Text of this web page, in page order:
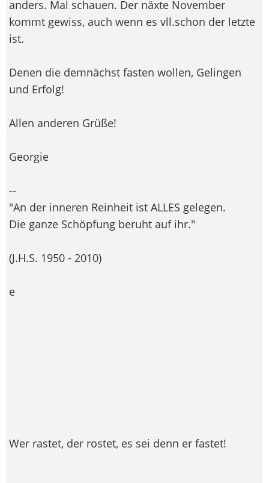
anders. Mal schauen. Der näxte November
kommt gewiss, auch wenn es vll.schon der letzte
ist.
Denen die demnächst fasten wollen, Gelingen
und Erfolg!
Allen anderen Grüße!
Georgie
--
"An der inneren Reinheit ist ALLES gelegen.
Die ganze Schöpfung beruht auf ihr."
(J.H.S. 1950 - 2010)
e
Wer rastet, der rostet, es sei denn er fastet!